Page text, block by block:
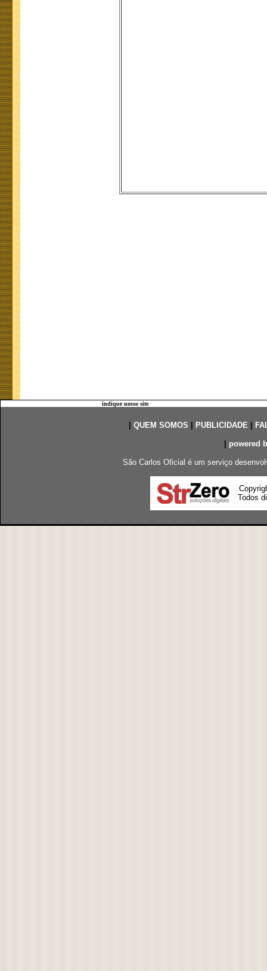
indique nosso site
QUEM SOMOS PUBLICIDADE|
powered
São Carlos Oficial é um serviço
Todos